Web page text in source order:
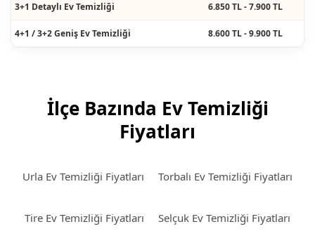
3+1 Detaylı Ev Temizliği 6.850 TL - 7.900 TL
4+1 / 3+2 Geniş Ev Temizliği 8.600 TL - 9.900 TL
İlçe Bazında Ev Temizliği
Fiyatları
Urla Ev Temizliği Fiyatları Torbalı Ev Temizliği Fiyatları
Tire Ev Temizliği Fiyatları Selçuk Ev Temizliği Fiyatları